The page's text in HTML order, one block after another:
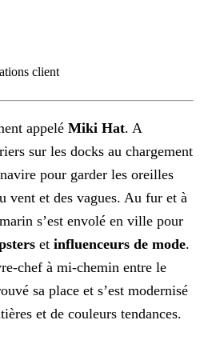
client
appelé Miki Hat. A
sur les docks au chargement
pour garder les oreilles
vent et des vagues. Au fur et à
s’est envolé en ville pour
et influenceurs de mode.
chef à mi-chemin entre le
sa place et s’est modernisé
et de couleurs tendances.